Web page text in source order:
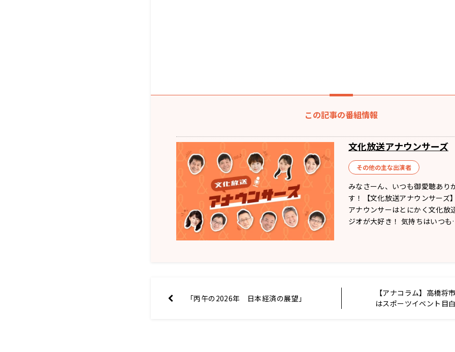
この記事の番組情報
文化放送アナウンサーズ
その他の主な出演者
みなさーん、いつも御愛聴あり
す！【文化放送アナウンサーズ
アナウンサーはとにかく文化放
ジオが大好き！ 気持ちはいつ
「丙午の2026年 日本経済の展望」
【アナコラム】高橋将
はスポーツイベント目